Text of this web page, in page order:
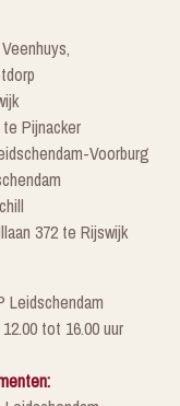
Pijnacker
Voorburg
372 te Rijswijk
Leidschendam
tot 16.00 uur